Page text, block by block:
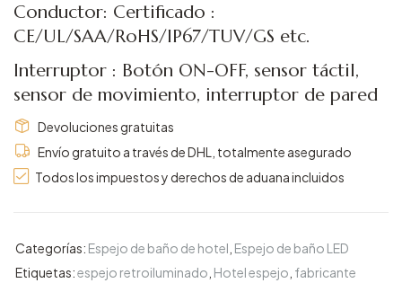
Conductor: Certificado :
CE/UL/SAA/RoHS/IP67/TUV/GS etc.
Interruptor : Botón ON-OFF, sensor táctil,
sensor de movimiento, interruptor de pared
Devoluciones gratuitas
Envío gratuito a través de DHL, totalmente asegurado
Todos los impuestos y derechos de aduana incluidos
Categorías: Espejo de baño de hotel Espejo de baño LED
Etiquetas:espejo retroiluminado Hotel espejo fabricante